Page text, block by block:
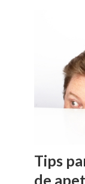
Tips
de